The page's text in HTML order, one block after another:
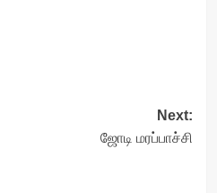
Next:
ஜோடி மரப்பாச்சி